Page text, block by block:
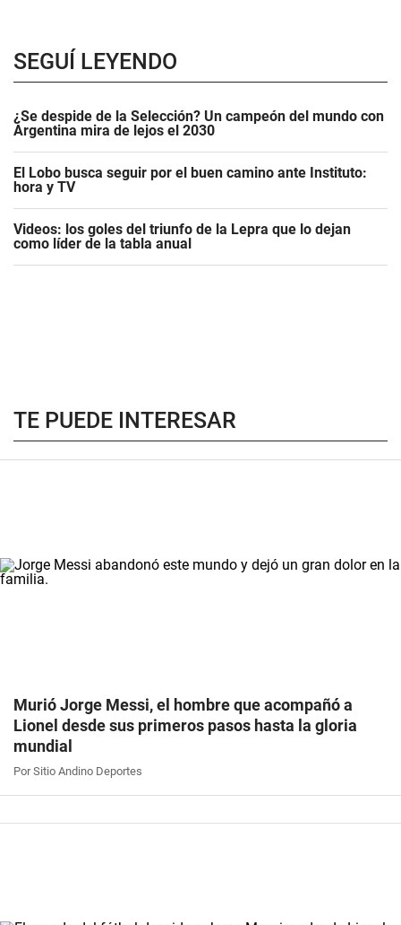
SEGUÍ LEYENDO
¿Se despide de la Selección? Un campeón del mundo con
Argentina mira de lejos el 2030
El Lobo busca seguir por el buen camino ante Instituto:
hora y TV
Videos: los goles del triunfo de la Lepra que lo dejan
como líder de la tabla anual
TE PUEDE INTERESAR
Murió Jorge Messi, el hombre que acompañó a
Lionel desde sus primeros pasos hasta la gloria
mundial
Por Sitio Andino Deportes